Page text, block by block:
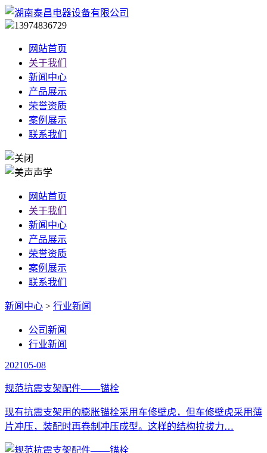
13974836729
网站首页
关于我们
新闻中心
产品展示
荣誉资质
案例展示
联系我们
网站首页
关于我们
新闻中心
产品展示
荣誉资质
案例展示
联系我们
新闻中心 > 行业新闻
公司新闻
行业新闻
202105-08
规范抗震支架配件——锚栓
现有抗震支架用的膨胀锚栓采用车修壁虎，但车修壁虎采用薄
片冲压，装配时再卷制冲压成型。这样的结构拉拔力…